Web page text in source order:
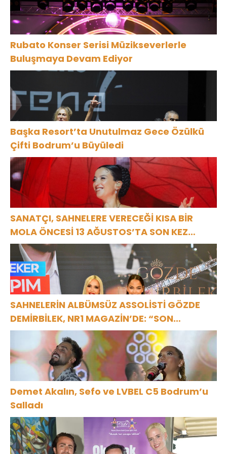
Rubato Konser Serisi Müzikseverlerle
Buluşmaya Devam Ediyor
Başka Resort’ta Unutulmaz Gece Özülkü
Çifti Bodrum’u Büyüledi
SANATÇI, SAHNELERE VERECEĞİ KISA BİR
MOLA ÖNCESİ 13 AĞUSTOS’TA SON KEZ
HARBİYE’DE OLACAK!
SAHNELERİN ALBÜMSÜZ ASSOLİSTİ GÖZDE
DEMİRBİLEK, NR1 MAGAZİN’DE: “SON
ASSOLİST OLARAK VAR OLACAĞIM!”
Demet Akalın, Sefo ve LVBEL C5 Bodrum’u
Salladı